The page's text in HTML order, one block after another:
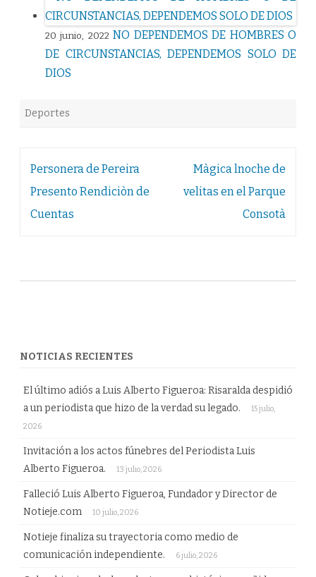
20 junio, 2022 NO DEPENDEMOS DE HOMBRES O
DE CIRCUNSTANCIAS, DEPENDEMOS SOLO DE
DIOS
Deportes
Navegación
de
entradas
Personera de Pereira
Presento Rendiciòn de
Cuentas
Màgica lnoche de
velitas en el Parque
Consotà
NOTICIAS RECIENTES
El último adiós a Luis Alberto Figueroa: Risaralda despidió
a un periodista que hizo de la verdad su legado.
15 julio,
2026
Invitación a los actos fúnebres del Periodista Luis
Alberto Figueroa.
13 julio, 2026
Falleció Luis Alberto Figueroa, Fundador y Director de
Notieje.com
10 julio, 2026
Notieje finaliza su trayectoria como medio de
comunicación independiente.
6 julio, 2026